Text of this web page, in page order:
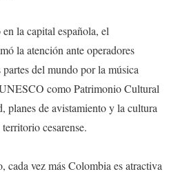
la capital española, el
la atención ante operadores
del mundo por la música
como Patrimonio Cultural
planes de avistamiento y la cultura
cesarense.
cada vez más Colombia es atractiva